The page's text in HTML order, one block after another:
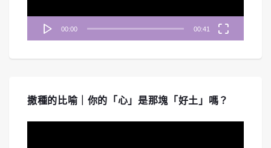
00:00 00:41
撒種的比喻｜你的「心」是那塊「好土」嗎？